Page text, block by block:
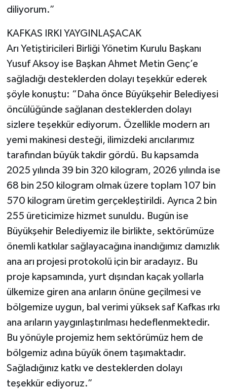
diliyorum.”
KAFKAS IRKI YAYGINLAŞACAK
Arı Yetiştiricileri Birliği Yönetim Kurulu Başkanı
Yusuf Aksoy ise Başkan Ahmet Metin Genç’e
sağladığı desteklerden dolayı teşekkür ederek
şöyle konuştu: “Daha önce Büyükşehir Belediyesi
öncülüğünde sağlanan desteklerden dolayı
sizlere teşekkür ediyorum. Özellikle modern arı
yemi makinesi desteği, ilimizdeki arıcılarımız
tarafından büyük takdir gördü. Bu kapsamda
2025 yılında 39 bin 320 kilogram, 2026 yılında ise
68 bin 250 kilogram olmak üzere toplam 107 bin
570 kilogram üretim gerçekleştirildi. Ayrıca 2 bin
255 üreticimize hizmet sunuldu. Bugün ise
Büyükşehir Belediyemiz ile birlikte, sektörümüze
önemli katkılar sağlayacağına inandığımız damızlık
ana arı projesi protokolü için bir aradayız. Bu
proje kapsamında, yurt dışından kaçak yollarla
ülkemize giren ana arıların önüne geçilmesi ve
bölgemize uygun, bal verimi yüksek saf Kafkas ırkı
ana arıların yaygınlaştırılması hedeflenmektedir.
Bu yönüyle projemiz hem sektörümüz hem de
bölgemiz adına büyük önem taşımaktadır.
Sağladığınız katkı ve desteklerden dolayı
teşekkür ediyoruz.”